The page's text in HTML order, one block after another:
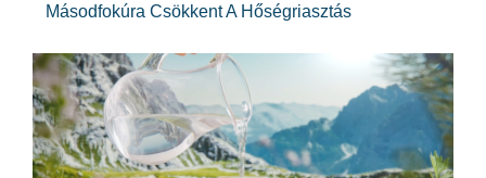
Másodfokúra Csökkent A Hőségriasztás